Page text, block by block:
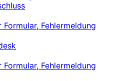
Formular, Fehlermeldung
Formular, Fehlermeldung